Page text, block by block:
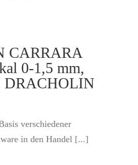
CARRARA
0-1,5 mm,
DRACHOLIN
verschiedener
in den Handel [...]